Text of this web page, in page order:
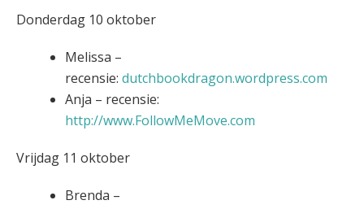
Donderdag 10 oktober
Melissa –
recensie: dutchbookdragon.wordpress.com
Anja – recensie:
http://www.FollowMeMove.com
Vrijdag 11 oktober
Brenda –